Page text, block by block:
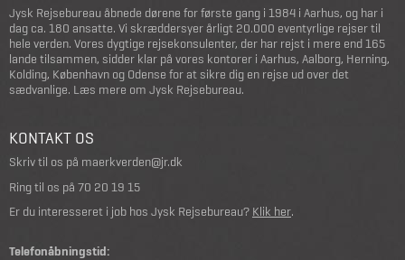
Jysk Rejsebureau åbnede dørene for første gang i 1984 i Aarhus, og har i
dag ca. 180 ansatte. Vi skræddersyer årligt 20.000 eventyrlige rejser til
hele verden. Vores dygtige rejsekonsulenter, der har rejst i mere end 165
lande tilsammen, sidder klar på vores kontorer i Aarhus, Aalborg, Herning,
Kolding, København og Odense for at sikre dig en rejse ud over det
sædvanlige. Læs mere om Jysk Rejsebureau.
KONTAKT OS
Skriv til os på maerkverden@jr.dk
Ring til os på 70 20 19 15
Er du interesseret i job hos Jysk Rejsebureau? Klik her.
Telefonåbningstid: